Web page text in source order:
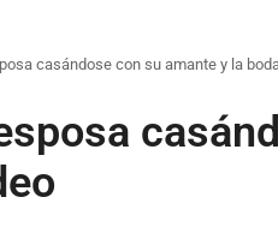
casándose con su amante y la